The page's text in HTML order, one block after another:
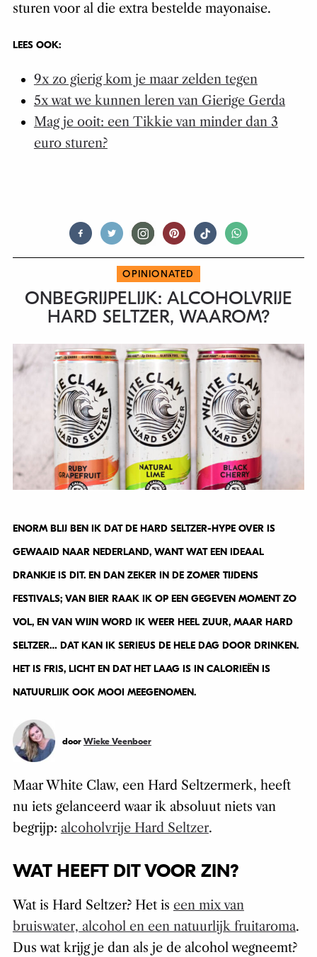
sturen voor al die extra bestelde mayonaise.
LEES OOK:
9x zo gierig kom je maar zelden tegen
5x wat we kunnen leren van Gierige Gerda
Mag je ooit: een Tikkie van minder dan 3
euro sturen?
OPINIONATED
ONBEGRIJPELIJK: ALCOHOLVRIJE
HARD SELTZER, WAAROM?
ENORM BLIJ BEN IK DAT DE HARD SELTZER-HYPE OVER IS
GEWAAID NAAR NEDERLAND, WANT WAT EEN IDEAAL
DRANKJE IS DIT. EN DAN ZEKER IN DE ZOMER TIJDENS
FESTIVALS; VAN BIER RAAK IK OP EEN GEGEVEN MOMENT ZO
VOL, EN VAN WIJN WORD IK WEER HEEL ZUUR, MAAR HARD
SELTZER… DAT KAN IK SERIEUS DE HELE DAG DOOR DRINKEN.
HET IS FRIS, LICHT EN DAT HET LAAG IS IN CALORIEËN IS
NATUURLIJK OOK MOOI MEEGENOMEN.
door Wieke Veenboer
Maar White Claw, een Hard Seltzermerk, heeft
nu iets gelanceerd waar ik absoluut niets van
begrijp: alcoholvrije Hard Seltzer.
WAT HEEFT DIT VOOR ZIN?
Wat is Hard Seltzer? Het is een mix van
bruiswater, alcohol en een natuurlijk fruitaroma.
Dus wat krijg je dan als je de alcohol wegneemt?